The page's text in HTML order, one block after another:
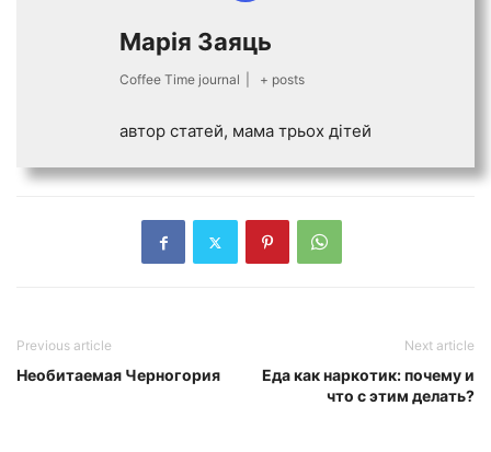
Марiя Заяць
Coffee Time journal + posts
автор статей, мама трьох дiтей
Previous article
Необитаемая Черногория
Next article
Еда как наркотик: почему и
что с этим делать?